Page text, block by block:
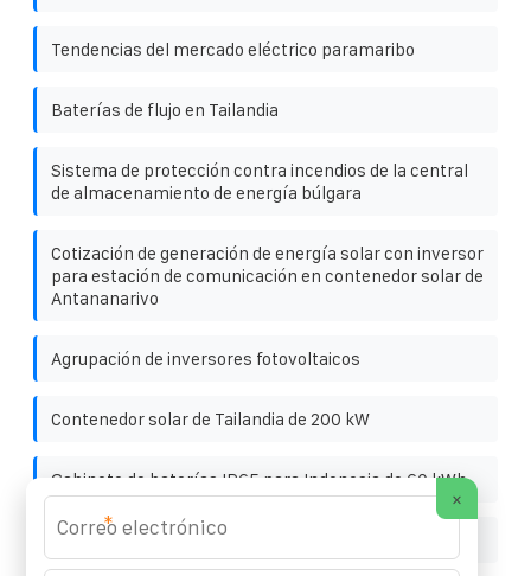
Tendencias del mercado eléctrico paramaribo
Baterías de flujo en Tailandia
Sistema de protección contra incendios de la central
de almacenamiento de energía búlgara
Cotización de generación de energía solar con inversor
para estación de comunicación en contenedor solar de
Antananarivo
Agrupación de inversores fotovoltaicos
Contenedor solar de Tailandia de 200 kW
Gabinete de baterías IP65 para Indonesia de 60 kWh
¿Dónde están las instalaciones solares de Huawei
×
*